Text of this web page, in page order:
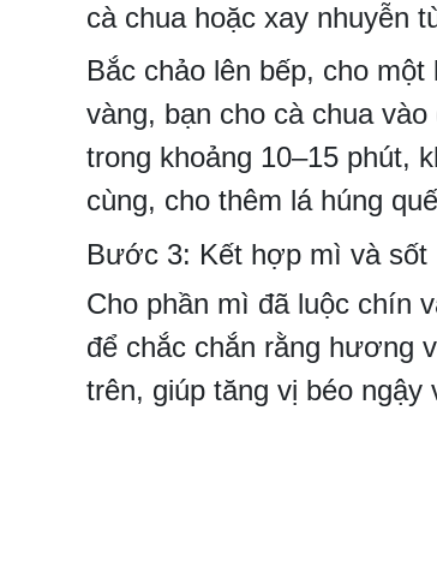
cà chua hoặc xay nhuyễn
Bắc chảo lên bếp, cho
vàng, bạn cho cà chua
trong khoảng 10–15 phút,
cùng, cho thêm lá húng
Bước 3: Kết hợp mì và sốt
Cho phần mì đã luộc chín
để chắc chắn rằng hương
trên, giúp tăng vị béo ngậy